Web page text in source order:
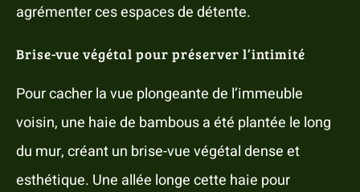
agrémenter ces espaces de détente.
Brise-vue végétal pour préserver l’intimité
Pour cacher la vue plongeante de l’immeuble
voisin, une haie de bambous a été plantée le long
du mur, créant un brise-vue végétal dense et
esthétique. Une allée longe cette haie pour